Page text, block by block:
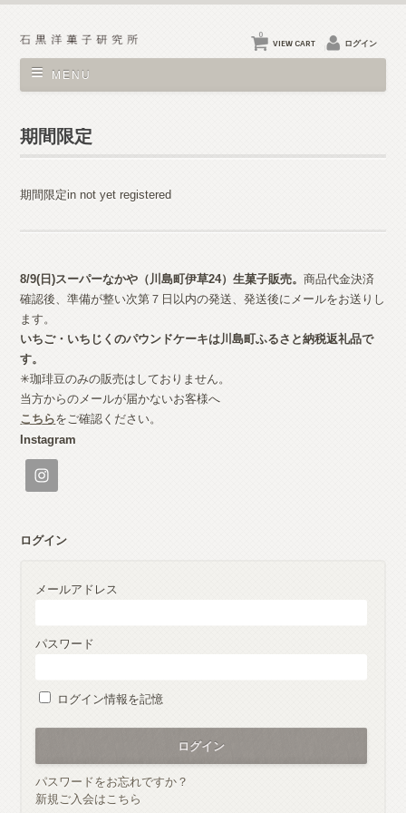
VIEW CART
0
ログイン
MENU
期間限定
期間限定in not yet registered
8/9(日)スーパーなかや（川島町伊草24）生菓子販売。商品代金決済
確認後、準備が整い次第７日以内の発送、発送後にメールをお送りし
ます。
いちご・いちじくのパウンドケーキは川島町ふるさと納税返礼品で
す。
✳︎珈琲豆のみの販売はしておりません。
当方からのメールが届かないお客様へ
こちらをご確認ください。
Instagram
ログイン
メールアドレス
パスワード
ログイン情報を記憶
パスワードをお忘れですか？
新規ご入会はこちら